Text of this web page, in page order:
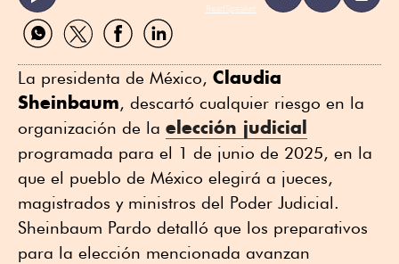
ReadSpeaker
Compartir
por
Compartir
por
Compartir
por
Compartir
por
La presidenta de México, Claudia
Sheinbaum, descartó cualquier riesgo en la
organización de la elección judicial
programada para el 1 de junio de 2025, en la
que el pueblo de México elegirá a jueces,
magistrados y ministros del Poder Judicial.
Sheinbaum Pardo detalló que los preparativos
para la elección mencionada avanzan